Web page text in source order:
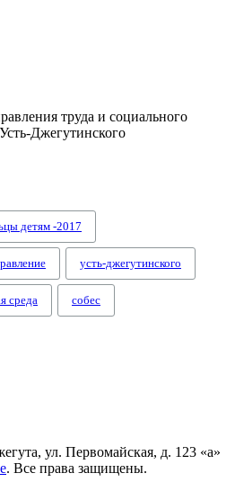
труда и социального
Джегутинского
детям -2017
усть-джегутинского
среда собес
ул. Первомайская, д. 123 «а»
. Все права защищены.